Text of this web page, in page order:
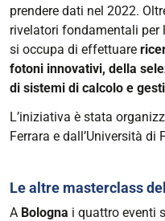
prendere dati nel 2022.
rivelatori fondamentali per
si occupa di effettuare
fotoni innovativi, della
di sistemi di calcolo e
L’iniziativa è stata
Ferrara e dall’Università di
Le altre masterclass
A Bologna i quattro eventi